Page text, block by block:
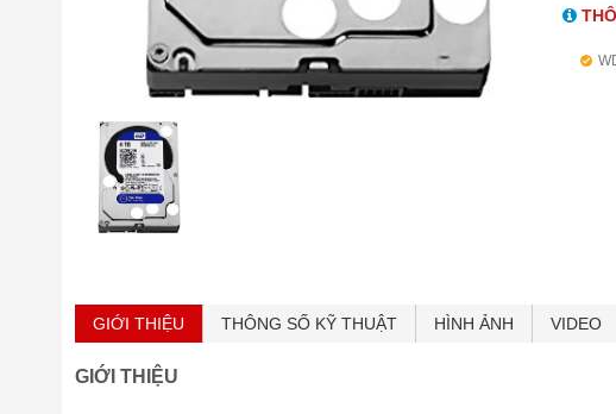
GIỚI THIỆU THÔNG SỐ KỸ THUẬT HÌNH ẢNH VIDEO
GIỚI THIỆU